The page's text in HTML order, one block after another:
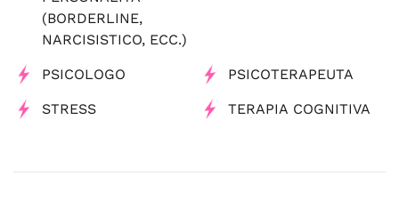
(BORDERLINE,
NARCISISTICO, ECC.)
PSICOLOGO PSICOTERAPEUTA
STRESS TERAPIA COGNITIVA